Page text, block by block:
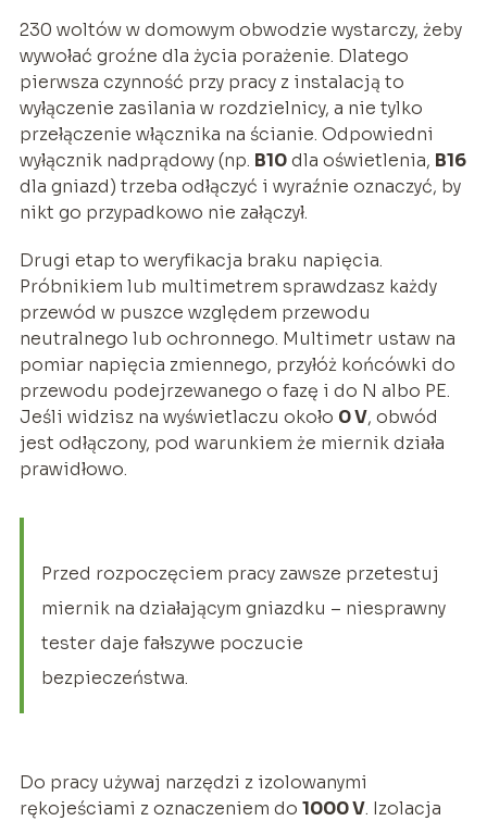
230 woltów w domowym obwodzie wystarczy, żeby
wywołać groźne dla życia porażenie. Dlatego
pierwsza czynność przy pracy z instalacją to
wyłączenie zasilania w rozdzielnicy, a nie tylko
przełączenie włącznika na ścianie. Odpowiedni
wyłącznik nadprądowy (np. B10dla oświetlenia, B16
dla gniazd) trzeba odłączyć i wyraźnie oznaczyć, by
nikt go przypadkowo nie załączył.
Drugi etap to weryfikacja braku napięcia.
Próbnikiem lub multimetrem sprawdzasz każdy
przewód w puszce względem przewodu
neutralnego lub ochronnego. Multimetr ustaw na
pomiar napięcia zmiennego, przyłóż końcówki do
przewodu podejrzewanego o fazę i do N albo PE.
Jeśli widzisz na wyświetlaczu około 0 V, obwód
jest odłączony, pod warunkiem że miernik działa
prawidłowo.
Przed rozpoczęciem pracy zawsze przetestuj
miernik na działającym gniazdku – niesprawny
tester daje fałszywe poczucie
bezpieczeństwa.
Do pracy używaj narzędzi z izolowanymi
rękojeściami z oznaczeniem do 1000 V. Izolacja